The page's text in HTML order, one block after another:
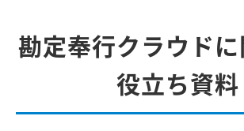
勘定奉行クラウド
役立ち資料